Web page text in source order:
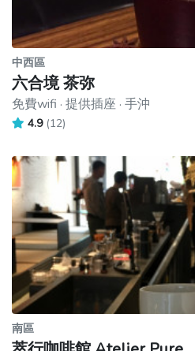
中西區
六合境 茶弥
免費wifi · 提供插座 · 手沖
4.9 (12)
南區